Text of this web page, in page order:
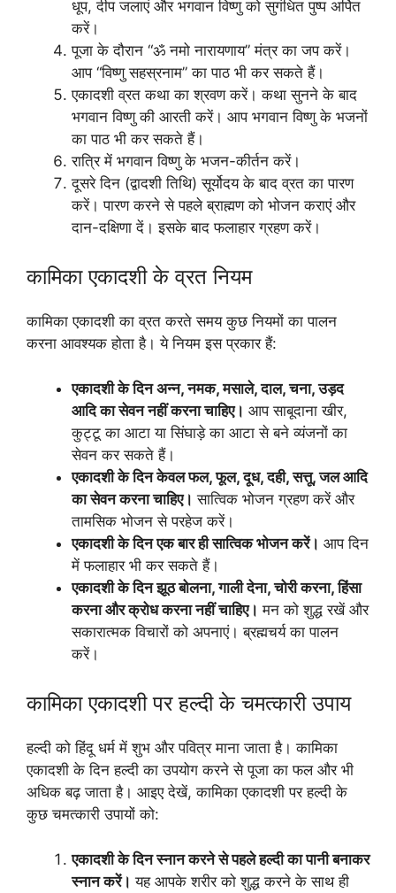
धूप, दीप जलाएं और भगवान विष्णु को सुगंधित पुष्प अर्पित
करें।
पूजा के दौरान “ॐ नमो नारायणाय” मंत्र का जप करें।
आप “विष्णु सहस्रनाम” का पाठ भी कर सकते हैं।
एकादशी व्रत कथा का श्रवण करें। कथा सुनने के बाद
भगवान विष्णु की आरती करें। आप भगवान विष्णु के भजनों
का पाठ भी कर सकते हैं।
रात्रि में भगवान विष्णु के भजन-कीर्तन करें।
दूसरे दिन (द्वादशी तिथि) सूर्योदय के बाद व्रत का पारण
करें। पारण करने से पहले ब्राह्मण को भोजन कराएं और
दान-दक्षिणा दें। इसके बाद फलाहार ग्रहण करें।
कामिका एकादशी के व्रत नियम
कामिका एकादशी का व्रत करते समय कुछ नियमों का पालन
करना आवश्यक होता है। ये नियम इस प्रकार हैं:
एकादशी के दिन अन्न, नमक, मसाले, दाल, चना, उड़द
आदि का सेवन नहीं करना चाहिए। आप साबूदाना खीर,
कुट्टू का आटा या सिंघाड़े का आटा से बने व्यंजनों का
सेवन कर सकते हैं।
एकादशी के दिन केवल फल, फूल, दूध, दही, सत्तू, जल आदि
का सेवन करना चाहिए। सात्विक भोजन ग्रहण करें और
तामसिक भोजन से परहेज करें।
एकादशी के दिन एक बार ही सात्विक भोजन करें। आप दिन
में फलाहार भी कर सकते हैं।
एकादशी के दिन झूठ बोलना, गाली देना, चोरी करना, हिंसा
करना और क्रोध करना नहीं चाहिए। मन को शुद्ध रखें और
सकारात्मक विचारों को अपनाएं। ब्रह्मचर्य का पालन
करें।
कामिका एकादशी पर हल्दी के चमत्कारी उपाय
हल्दी को हिंदू धर्म में शुभ और पवित्र माना जाता है। कामिका
एकादशी के दिन हल्दी का उपयोग करने से पूजा का फल और भी
अधिक बढ़ जाता है। आइए देखें, कामिका एकादशी पर हल्दी के
कुछ चमत्कारी उपायों को:
एकादशी के दिन स्नान करने से पहले हल्दी का पानी बनाकर
स्नान करें। यह आपके शरीर को शुद्ध करने के साथ ही